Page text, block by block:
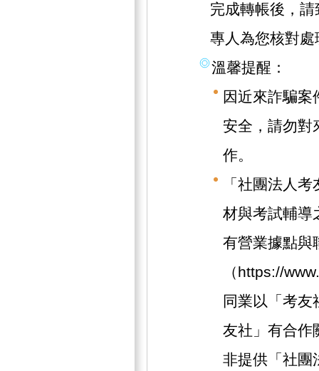
完成轉帳後，
專人為您核對
溫馨提醒：
因近來詐騙案
安全，請勿對
作。
「社團法人
材與考試輔導
有營業據點與
（https://
同業以「考友
友社」有合作
非提供「社團